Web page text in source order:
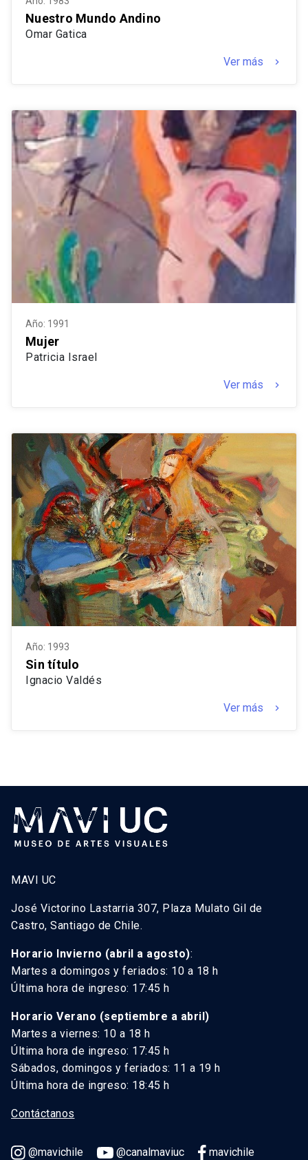
Nuestro Mundo Andino
Omar Gatica
Ver más keyboard_arrow_right
Año: 1991
Mujer
Patricia Israel
Ver más keyboard_arrow_right
Año: 1993
Sin título
Ignacio Valdés
Ver más keyboard_arrow_right
MAVI UC
José Victorino Lastarria 307, Plaza Mulato Gil de
Castro, Santiago de Chile.
Horario Invierno (abril a agosto):
Martes a domingos y feriados: 10 a 18 h
Última hora de ingreso: 17:45 h
Horario Verano (septiembre a abril)
Martes a viernes: 10 a 18 h
Última hora de ingreso: 17:45 h
Sábados, domingos y feriados: 11 a 19 h
Última hora de ingreso: 18:45 h
Contáctanos
@mavichile @canalmaviuc mavichile